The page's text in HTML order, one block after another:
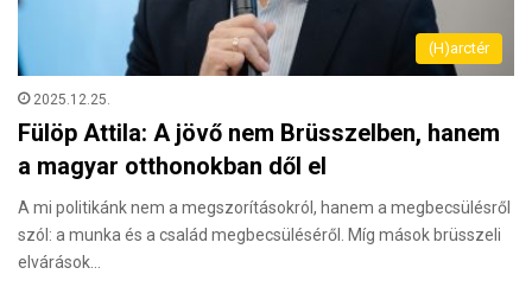
(H)arctér
2025.12.25.
Fülöp Attila: A jövő nem Brüsszelben, hanem
a magyar otthonokban dől el
A mi politikánk nem a megszorításokról, hanem a megbecsülésről
szól: a munka és a család megbecsüléséről. Míg mások brüsszeli
elvárások…